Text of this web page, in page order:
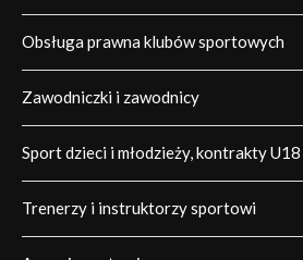
Obsługa prawna klubów sportowych
Zawodniczki i zawodnicy
Sport dzieci i młodzieży, kontrakty U18
Trenerzy i instruktorzy sportowi